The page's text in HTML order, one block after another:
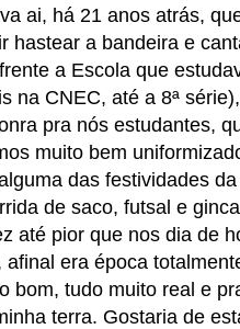
ai, há 21 anos atrás,
hastear a bandeira e
a Escola que
na CNEC, até a 8ª
pra nós estudantes,
muito bem
das festividades
de saco, futsal e
até pior que nos dia de
afinal era época
bom, tudo muito real e
terra. Gostaria de